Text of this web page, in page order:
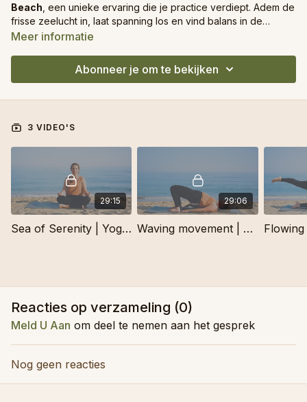
Beach , een unieke ervaring die je practice verdiept. Adem de
frisse zeelucht in, laat spanning los en vind balans in de
natuurlijke flow van de oceaan. ✨🌊🧘‍♀️
Meer informatie
Abonneer je om te bekijken
3 VIDEO'S
29:15
Sea of Serenity | Yoga on the Beach
29:06
Waving movement | Yoga on the Beach
Reacties op verzameling (0)
Meld U Aan om deel te nemen aan het gesprek
Nog geen reacties